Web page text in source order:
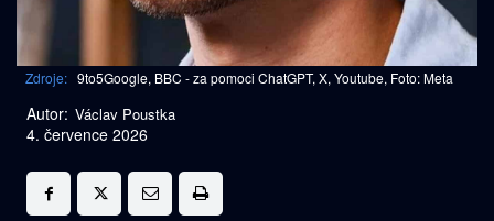
Zdroje: 9to5Google, BBC - za pomoci ChatGPT, X, Youtube, Foto: Meta
Autor: Václav Poustka
4. července 2026